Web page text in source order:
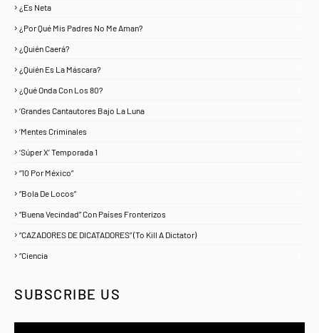
¿Es Neta
¿Por Qué Mis Padres No Me Aman?
¿Quién Caerá?
¿Quién Es La Máscara?
¿Qué Onda Con Los 80?
‘Grandes Cantautores Bajo La Luna
‘Mentes Criminales
‘Súper X’ Temporada 1
“10 Por México”
“Bola De Locos”
“Buena Vecindad” Con Países Fronterizos
“CAZADORES DE DICATADORES” (To Kill A Dictator)
“Ciencia
SUBSCRIBE US